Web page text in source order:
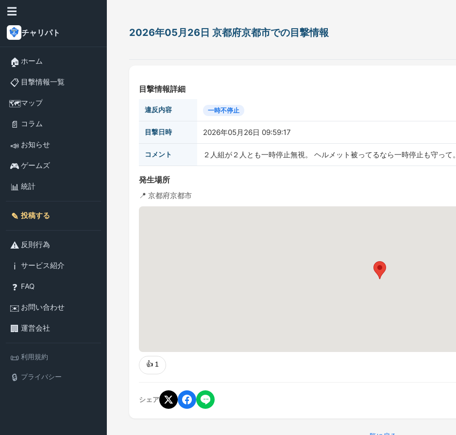
☰
チャリパト
🏠 ホーム
📋 目撃情報一覧
🗺️マップ
📄 コラム
📣 お知らせ
🎮 ゲームズ
📊 統計
✎️ 投稿する
⚠️ 反則行為
ℹ️ サービス紹介
❓ FAQ
✉️ お問い合わせ
🏢 運営会社
📜 利用規約
🔒 プライバシー
2026年05月26日 京都府京都市での目撃情報
目撃情報詳細
違反内容 一時不停止
目撃日時 2026年05月26日 09:59:17
コメント ２人組が２人とも一時停止無視。 ヘルメット被ってるなら一時停止も守って。
発生場所
📍 京都府京都市
👍 1
シェア